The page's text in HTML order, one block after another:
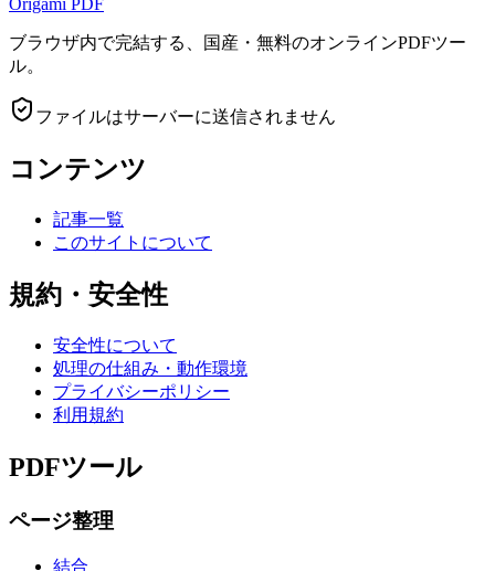
Origami PDF
ブラウザ内で完結する、国産・無料のオンラインPDFツー
ル。
ファイルはサーバーに送信されません
コンテンツ
記事一覧
このサイトについて
規約・安全性
安全性について
処理の仕組み・動作環境
プライバシーポリシー
利用規約
PDFツール
ページ整理
結合